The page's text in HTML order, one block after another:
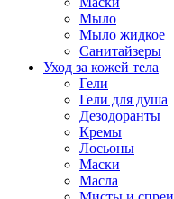
Мыло
Мыло жидкое
Санитайзеры
Уход за кожей тела
Гели
Гели для душа
Дезодоранты
Кремы
Лосьоны
Маски
Масла